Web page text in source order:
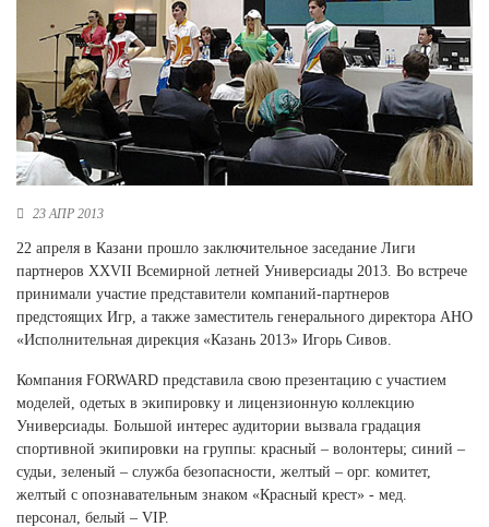
Новосибирская область (3)
Омская область (5)
Республика Башкортостан (3)
Республика Крым (1)
Республика Татарстан (2)
Ростовская область (2)
Самарская область (1)
Саратовская область (1)
Свердловская область (5)
Северная Осетия (2)
Смоленская область (1)
Ставропольский край (5)
Томская область (1)
Тульская область (1)
Тюменская область (3)
Хакасия (1)
Ханты-Мансийский автономный округ (3)
23 АПР 2013
22 апреля в Казани прошло заключительное заседание Лиги
партнеров XXVII Всемирной летней Универсиады 2013. Во встрече
принимали участие представители компаний-партнеров
предстоящих Игр, а также заместитель генерального директора АНО
«Исполнительная дирекция «Казань 2013» Игорь Сивов.
Компания FORWARD представила свою презентацию с участием
моделей, одетых в экипировку и лицензионную коллекцию
Универсиады. Большой интерес аудитории вызвала градация
спортивной экипировки на группы: красный – волонтеры; синий –
судьи, зеленый – служба безопасности, желтый – орг. комитет,
желтый с опознавательным знаком «Красный крест» - мед.
персонал, белый – VIP.